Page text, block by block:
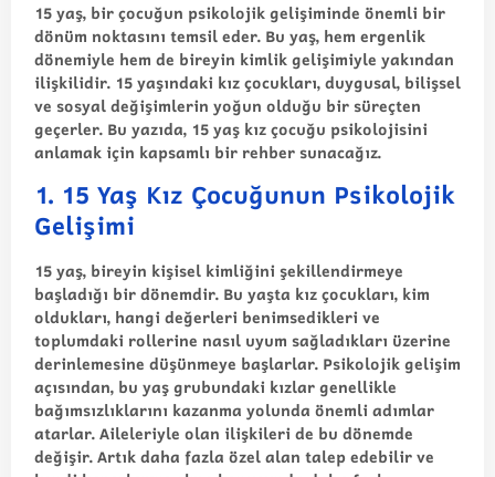
15 yaş, bir çocuğun psikolojik gelişiminde önemli bir
dönüm noktasını temsil eder. Bu yaş, hem ergenlik
dönemiyle hem de bireyin kimlik gelişimiyle yakından
ilişkilidir. 15 yaşındaki kız çocukları, duygusal, bilişsel
ve sosyal değişimlerin yoğun olduğu bir süreçten
geçerler. Bu yazıda, 15 yaş kız çocuğu psikolojisini
anlamak için kapsamlı bir rehber sunacağız.
1. 15 Yaş Kız Çocuğunun Psikolojik
Gelişimi
15 yaş, bireyin kişisel kimliğini şekillendirmeye
başladığı bir dönemdir. Bu yaşta kız çocukları, kim
oldukları, hangi değerleri benimsedikleri ve
toplumdaki rollerine nasıl uyum sağladıkları üzerine
derinlemesine düşünmeye başlarlar. Psikolojik gelişim
açısından, bu yaş grubundaki kızlar genellikle
bağımsızlıklarını kazanma yolunda önemli adımlar
atarlar. Aileleriyle olan ilişkileri de bu dönemde
değişir. Artık daha fazla özel alan talep edebilir ve